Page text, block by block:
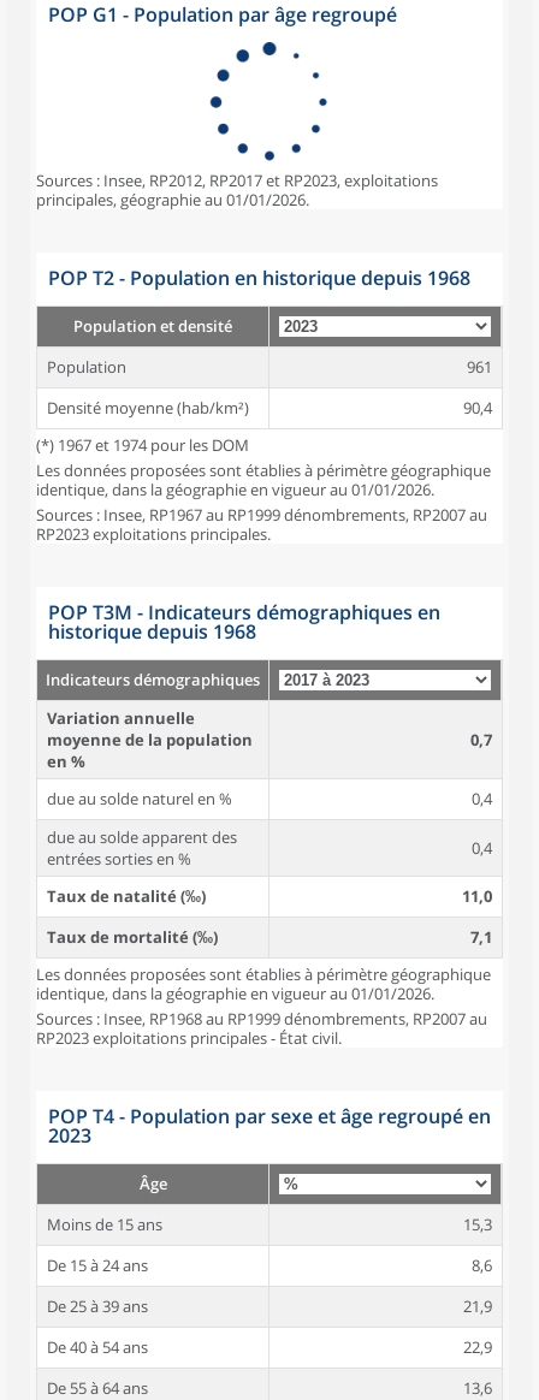
POP G1 - Population par âge regroupé
Sources : Insee, RP2012, RP2017 et RP2023, exploitations
principales, géographie au 01/01/2026.
POP T2 - Population en historique depuis 1968
Population et densité
Population
961
Densité moyenne (hab/km²)
90,4
(*) 1967 et 1974 pour les DOM
Les données proposées sont établies à périmètre géographique
identique, dans la géographie en vigueur au 01/01/2026.
Sources : Insee, RP1967 au RP1999 dénombrements, RP2007 au
RP2023 exploitations principales.
POP T3M - Indicateurs démographiques en
historique depuis 1968
Indicateurs démographiques
Variation annuelle
moyenne de la population
en %
0,7
due au solde naturel en %
0,4
due au solde apparent des
entrées sorties en %
0,4
Taux de natalité (‰)
11,0
Taux de mortalité (‰)
7,1
Les données proposées sont établies à périmètre géographique
identique, dans la géographie en vigueur au 01/01/2026.
Sources : Insee, RP1968 au RP1999 dénombrements, RP2007 au
RP2023 exploitations principales - État civil.
POP T4 - Population par sexe et âge regroupé en
2023
Âge
Moins de 15 ans
15,3
De 15 à 24 ans
8,6
De 25 à 39 ans
21,9
De 40 à 54 ans
22,9
De 55 à 64 ans
13,6